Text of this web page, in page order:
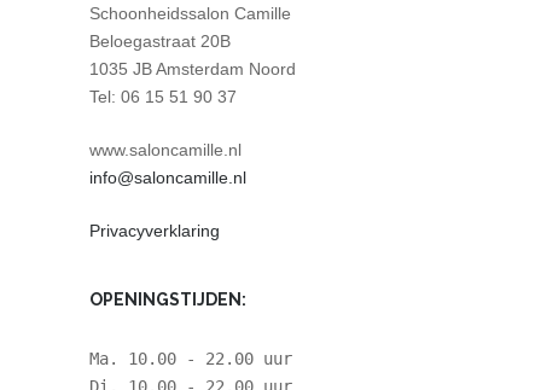
Schoonheidssalon Camille
Beloegastraat 20B
1035 JB Amsterdam Noord
Tel: 06 15 51 90 37
www.saloncamille.nl
info@saloncamille.nl
Privacyverklaring
OPENINGSTIJDEN:
Ma. 10.00 - 22.00 uur